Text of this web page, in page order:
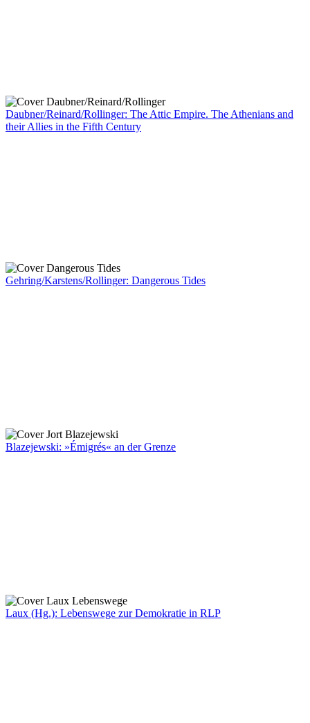
Daubner/Reinard/Rollinger: The Attic Empire. The Athenians and
their Allies in the Fifth Century
Gehring/Karstens/Rollinger: Dangerous Tides
Blazejewski: »Émigrés« an der Grenze
Laux (Hg.): Lebenswege zur Demokratie in RLP